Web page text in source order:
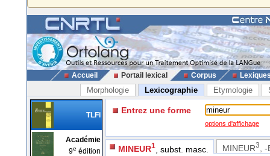
Accueil Portail lexical Corpus
Morphologie Lexicographie Etymologie
TLFi
Académie
9e édition
Entrez une forme
options d'affichage
MINEUR1 , subst. masc. MINEUR3, -